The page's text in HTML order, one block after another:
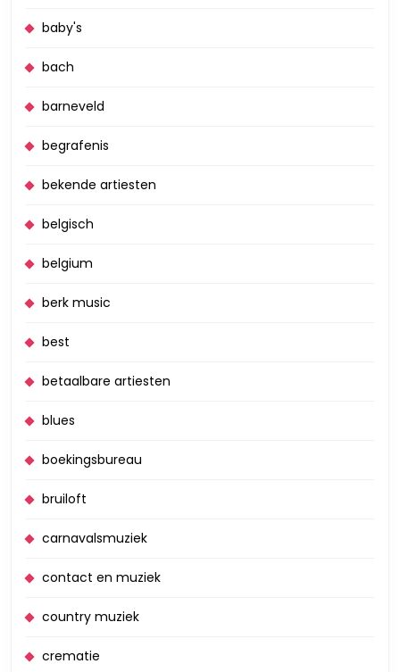
baby's
bach
barneveld
begrafenis
bekende artiesten
belgisch
belgium
berk music
best
betaalbare artiesten
blues
boekingsbureau
bruiloft
carnavalsmuziek
contact en muziek
country muziek
crematie